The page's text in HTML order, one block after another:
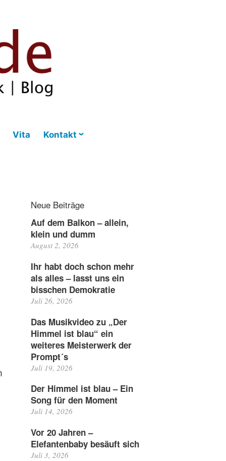
Vita Kontakt
Neue Beiträge
Auf dem Balkon – allein,
klein und dumm
August 2, 2026
Ihr habt doch schon mehr
als alles – lasst uns ein
bisschen Demokratie
Juli 26, 2026
Das Musikvideo zu „Der
Himmel ist blau“ ein
weiteres Meisterwerk der
Prompt´s
Juli 19, 2026
Der Himmel ist blau – Ein
Song für den Moment
Juli 14, 2026
Vor 20 Jahren –
Elefantenbaby besäuft sich
Juli 3, 2026